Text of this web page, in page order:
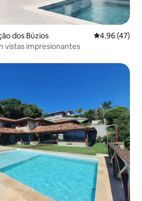
dos Búzios Calificación
4.96 (47)
vistas impresionantes